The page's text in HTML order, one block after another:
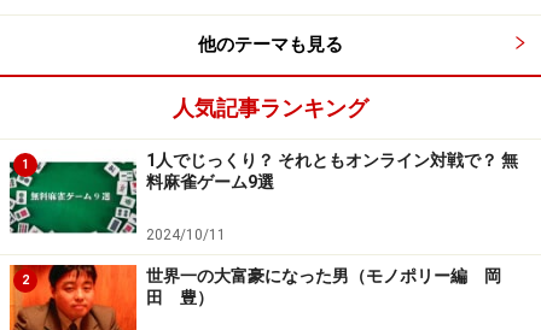
他のテーマも見る
人気記事ランキング
1
1人でじっくり？ それともオンライン対戦で？ 無
料麻雀ゲーム9選
2024/10/11
2
世界一の大富豪になった男（モノポリー編 岡
田 豊）